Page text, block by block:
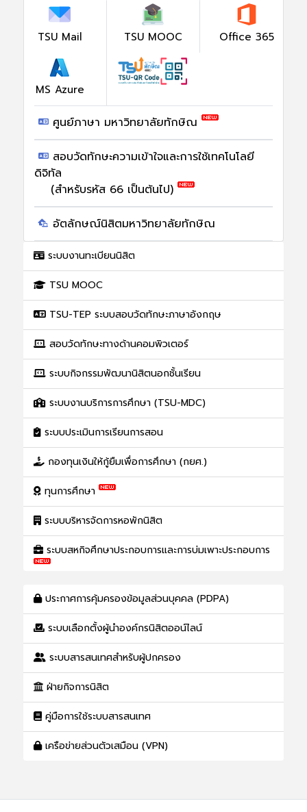
TSU Mail TSU MOOC Office 365
MS Azure
ศูนย์ภาษา มหาวิทยาลัยทักษิณ
สอบวัดทักษะความเข้าใจและการใช้เทคโนโลยี
ดิจิทัล
(สำหรับรหัส 66 เป็นต้นไป)
อัตลักษณ์นิสิตมหาวิทยาลัยทักษิณ
ระบบงานทะเบียนนิสิต
TSU MOOC
TSU-TEP ระบบสอบวัดทักษะภาษาอังกฤษ
สอบวัดทักษะทางด้านคอมพิวเตอร์
ระบบกิจกรรมพัฒนานิสิตนอกชั้นเรียน
ระบบงานบริการการศึกษา (TSU-MDC)
ระบบประเมินการเรียนการสอน
กองทุนเงินให้กู้ยืมเพื่อการศึกษา (กยศ.)
ทุนการศึกษา
ระบบบริหารจัดการหอพักนิสิต
ระบบสหกิจศึกษาประกอบการและการบ่มเพาะประกอบการ
ประกาศการคุ้มครองข้อมูลส่วนบุคคล (PDPA)
ระบบเลือกตั้งผู้นำองค์กรนิสิตออน์ไลน์
ระบบสารสนเทศสำหรับผู้ปกครอง
ฝ่ายกิจการนิสิต
คู่มือการใช้ระบบสารสนเทศ
เครือข่ายส่วนตัวเสมือน (VPN)